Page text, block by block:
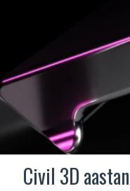
Civil 3D